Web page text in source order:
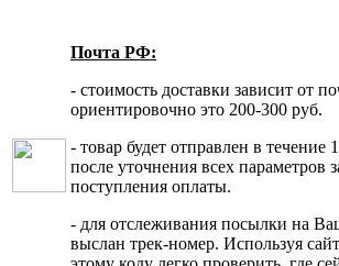
Почта РФ:
- стоимость доставки зависит от
ориентировочно это 200-300 руб.
- товар будет отправлен в течение
после уточнения всех параметров
поступления оплаты.
- для отслеживания посылки на
выслан трек-номер. Используя